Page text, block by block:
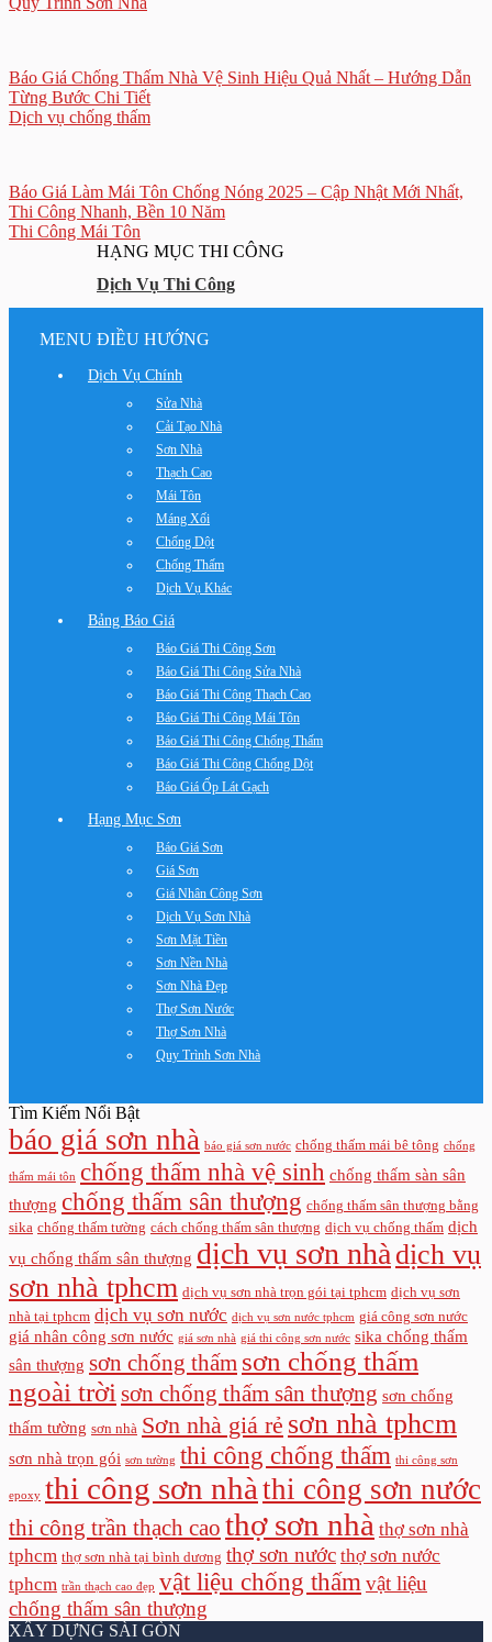
Báo Giá Chống Thấm Nhà Vệ Sinh Hiệu Quả Nhất – Hướng Dẫn
Từng Bước Chi Tiết
Dịch vụ chống thấm
Báo Giá Làm Mái Tôn Chống Nóng 2025 – Cập Nhật Mới Nhất,
Thi Công Nhanh, Bền 10 Năm
Thi Công Mái Tôn
HẠNG MỤC THI CÔNG
Dịch Vụ Thi Công
MENU ĐIỀU HƯỚNG
Dịch Vụ Chính
Sửa Nhà
Cải Tạo Nhà
Sơn Nhà
Thạch Cao
Mái Tôn
Máng Xối
Chống Dột
Chống Thấm
Dịch Vụ Khác
Bảng Báo Giá
Báo Giá Thi Công Sơn
Báo Giá Thi Công Sửa Nhà
Báo Giá Thi Công Thạch Cao
Báo Giá Thi Công Mái Tôn
Báo Giá Thi Công Chống Thấm
Báo Giá Thi Công Chống Dột
Báo Giá Ốp Lát Gạch
Hạng Mục Sơn
Báo Giá Sơn
Giá Sơn
Giá Nhân Công Sơn
Dịch Vụ Sơn Nhà
Sơn Mặt Tiền
Sơn Nền Nhà
Sơn Nhà Đẹp
Thợ Sơn Nước
Thợ Sơn Nhà
Quy Trình Sơn Nhà
Tìm Kiếm Nổi Bật
báo giá sơn nhà báo giá sơn nước chống thấm mái bê tông chống
thấm mái tôn chống thấm nhà vệ sinh chống thấm sàn sân
thượng chống thấm sân thượng chống thấm sân thượng bằng
sika chống thấm tường cách chống thấm sân thượng dịch vụ chống thấm dịch
vụ chống thấm sân thượng dịch vụ sơn nhàdịch vụ
sơn nhà tphcm dịch vụ sơn nhà trọn gói tại tphcm dịch vụ sơn
nhà tại tphcm dịch vụ sơn nước dịch vụ sơn nước tphcm giá công sơn nước
giá nhân công sơn nước giá sơn nhà giá thi công sơn nước sika chống thấm
sân thượng sơn chống thấm sơn chống thấm
ngoài trời sơn chống thấm sân thượng sơn chống
thấm tường sơn nhà Sơn nhà giá rẻ sơn nhà tphcm
sơn nhà trọn gói sơn tường thi công chống thấm thi công sơn
epoxy thi công sơn nhà thi công sơn nước
thi công trần thạch cao thợ sơn nhà thợ sơn nhà
tphcm thợ sơn nhà tại bình dương thợ sơn nước thợ sơn nước
tphcm trần thạch cao đẹp vật liệu chống thấmvật liệu
chống thấm sân thượng
XÂY DỰNG SÀI GÒN